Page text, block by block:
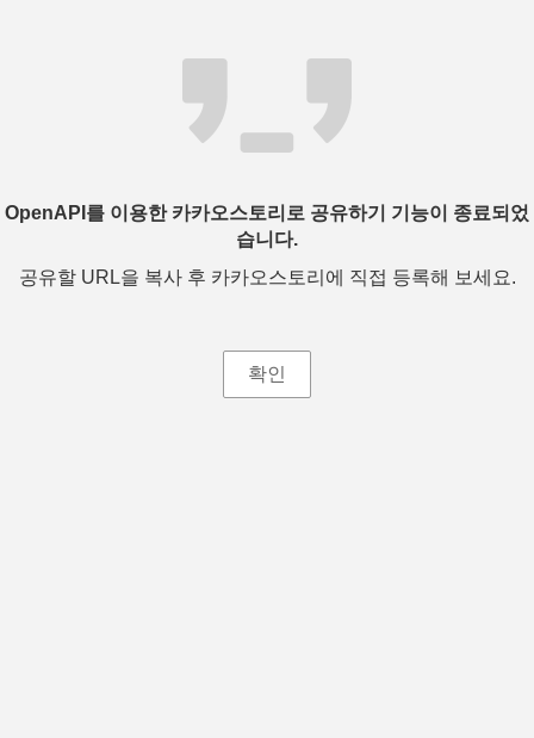
OpenAPI를 이용한 카카오스토리로 공유하기 기능이 종료되었
습니다.
공유할 URL을 복사 후 카카오스토리에 직접 등록해 보세요.
확인